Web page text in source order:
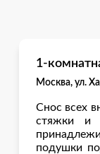
1-
Москва, ул.
Снос всех
стяжки и
подушки